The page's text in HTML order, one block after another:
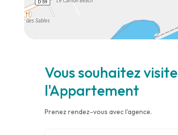
Vous souhaitez
l'Appartement
Prenez rendez-vous avec l'agence.